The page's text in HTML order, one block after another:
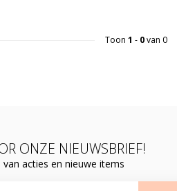
Toon 1 - 0van 0
ONZE NIEUWSBRIEF!
acties en nieuwe items